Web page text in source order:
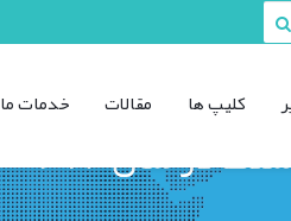
کليپ ها مقالات خدمات ما
در سال ۲۰۲۴